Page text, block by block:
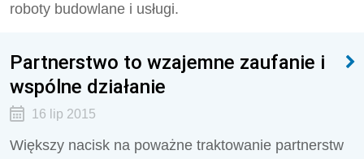
roboty budowlane i usługi.
Partnerstwo to wzajemne zaufanie i
wspólne działanie
16 lip 2015
Większy nacisk na poważne traktowanie partnerstw